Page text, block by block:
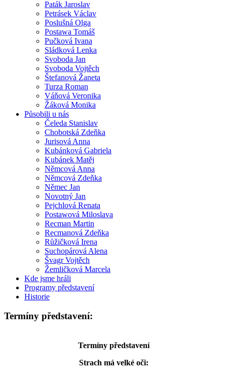
Paták Jaroslav
Petrásek Václav
Poslušná Olga
Postawa Tomáš
Pučková Ivana
Sládková Lenka
Svoboda Jan
Svoboda Vojtěch
Štefanová Žaneta
Turza Roman
Váňová Veronika
Žáková Monika
Působili u nás
Čeleda Stanislav
Chobotská Zdeňka
Jurisová Anna
Kubánková Gabriela
Kubánek Matěj
Němcová Anna
Němcová Zdeňka
Němec Jan
Novotný Jan
Pejchlová Renata
Postawová Miloslava
Recman Martin
Recmanová Zdeňka
Růžičková Irena
Suchopárová Alena
Švagr Vojtěch
Žemličková Marcela
Kde jsme hráli
Programy představení
Historie
Termíny představení:
Termíny představení
Strach má velké oči: